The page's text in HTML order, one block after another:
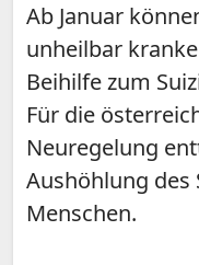
Ab Januar
unheilbar
Beihilfe zum
Für die
Neuregelung
Aushöhlung des
Menschen.